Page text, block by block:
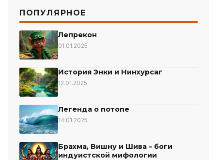
ПОПУЛЯРНОЕ
Лепрекон
01.01.2025
История Энки и Нинхурсаг
12.01.2025
Легенда о потопе
14.01.2025
Брахма, Вишну и Шива – боги
индуистской мифологии